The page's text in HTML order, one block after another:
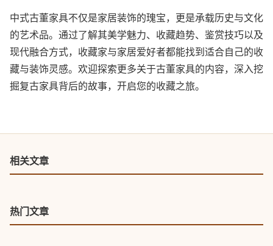
中式古董家具不仅是家居装饰的瑰宝，更是承载历史与文化
的艺术品。通过了解其美学魅力、收藏趋势、鉴赏技巧以及
现代融合方式，收藏家与家居爱好者都能找到适合自己的收
藏与装饰灵感。欢迎探索更多关于古董家具的内容，深入挖
掘复古家具背后的故事，开启您的收藏之旅。
相关文章
热门文章